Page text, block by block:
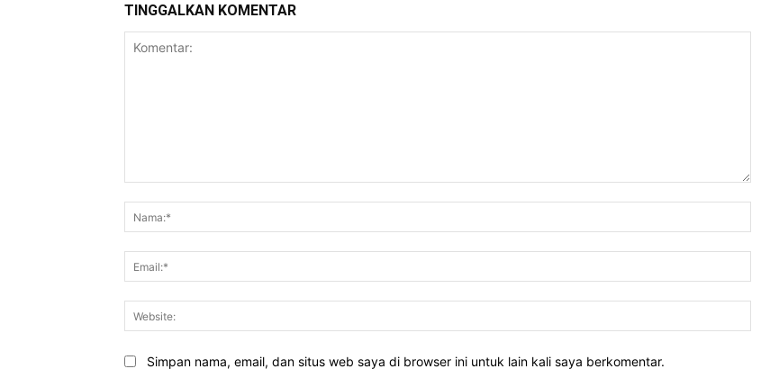
TINGGALKAN KOMENTAR
Simpan nama, email, dan situs web saya di browser ini untuk lain kali saya berkomentar.